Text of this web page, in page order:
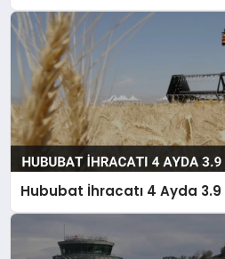
Hububat İhracatı 4 Ayda 3.9